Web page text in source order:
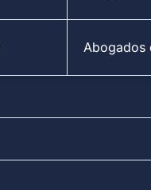
Abogados